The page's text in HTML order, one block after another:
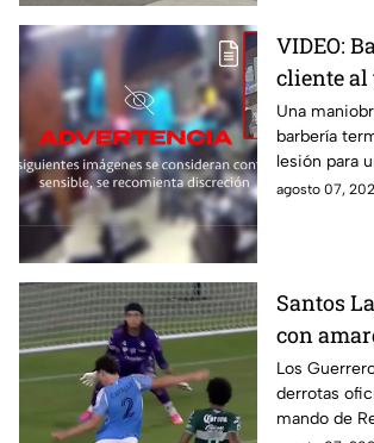
VIDEO:
cliente
cuello
cortaba
Una
barbería
lesión para
momento
agosto 07,
Santos
con
ante el
en la
Los
derrotas
mando de